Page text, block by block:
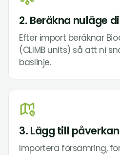
2. Beräkna nuläge
Efter import beräknar
(CLIMB units) så att ni
baslinje.
3. Lägg till
Importera försämring,